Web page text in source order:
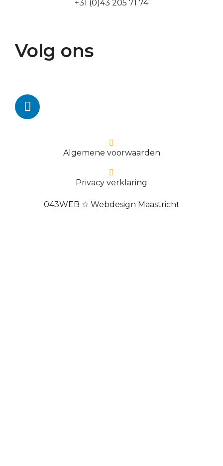
+31 (0)43 205 71 74
Volg ons
Algemene voorwaarden
Privacy verklaring
043WEB ☆ Webdesign Maastricht